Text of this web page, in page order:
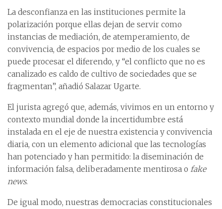
La desconfianza en las instituciones permite la
polarización porque ellas dejan de servir como
instancias de mediación, de atemperamiento, de
convivencia, de espacios por medio de los cuales se
puede procesar el diferendo, y “el conflicto que no es
canalizado es caldo de cultivo de sociedades que se
fragmentan”, añadió Salazar Ugarte.
El jurista agregó que, además, vivimos en un entorno y
contexto mundial donde la incertidumbre está
instalada en el eje de nuestra existencia y convivencia
diaria, con un elemento adicional que las tecnologías
han potenciado y han permitido: la diseminación de
información falsa, deliberadamente mentirosa o fake
news.
De igual modo, nuestras democracias constitucionales